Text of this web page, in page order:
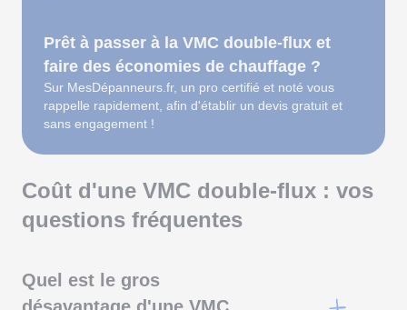
Prêt à passer à la VMC double-flux et
faire des économies de chauffage ?
Sur MesDépanneurs.fr, un pro certifié et noté vous
rappelle rapidement, afin d'établir un devis gratuit et
sans engagement !
Coût d'une VMC double-flux : vos
questions fréquentes
Quel est le gros